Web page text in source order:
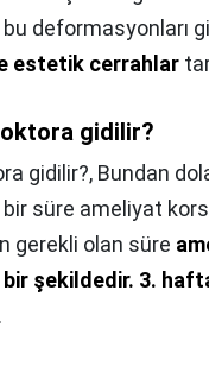
deformasyonları
estetik cerrahlar
gidilir?
gidilir?, Bundan
süre ameliyat
gerekli olan süre
bir şekildedir. 3.
.